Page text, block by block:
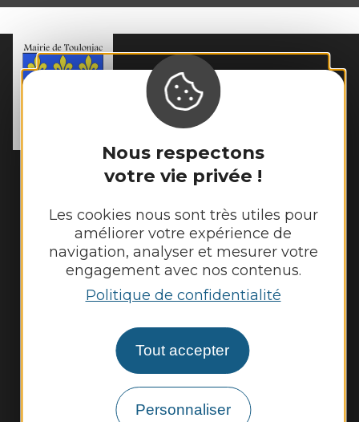
Nous respectons
votre vie privée !
Les cookies nous sont très utiles pour
améliorer votre expérience de
navigation, analyser et mesurer votre
engagement avec nos contenus.
Politique de confidentialité
Tout accepter
Personnaliser
MAIRIE DETOULONJAC
10, rue du Mas Viel
12200 Toulonjac
Horaires d'ouverture :
Mardi, mercredi et jeudi : 8h - 12h et 13h30
- 17h30
Vendredi : 9h - 12h et 13h30 - 17h30